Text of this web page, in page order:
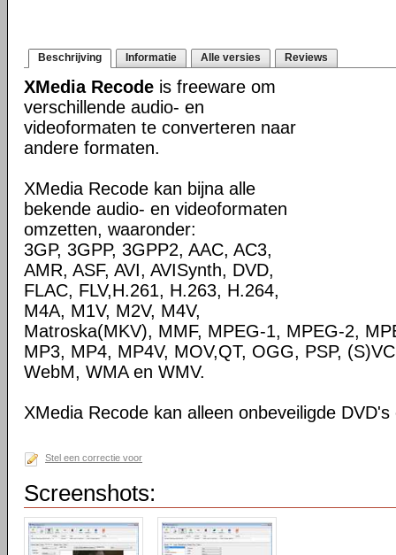
Beschrijving Informatie Alle versies Reviews
XMedia Recode is freeware om
verschillende audio- en
videoformaten te converteren naar
andere formaten.
XMedia Recode kan bijna alle
bekende audio- en videoformaten
omzetten, waaronder:
3GP, 3GPP, 3GPP2, AAC, AC3,
AMR, ASF, AVI, AVISynth, DVD,
FLAC, FLV,H.261, H.263, H.264,
M4A, M1V, M2V, M4V,
Matroska(MKV), MMF, MPEG-1, MPEG-2,
MP3, MP4, MP4V, MOV,QT, OGG, PSP,
WebM, WMA en WMV.
XMedia Recode kan alleen onbeveiligde
Stel een correctie voor
Screenshots: